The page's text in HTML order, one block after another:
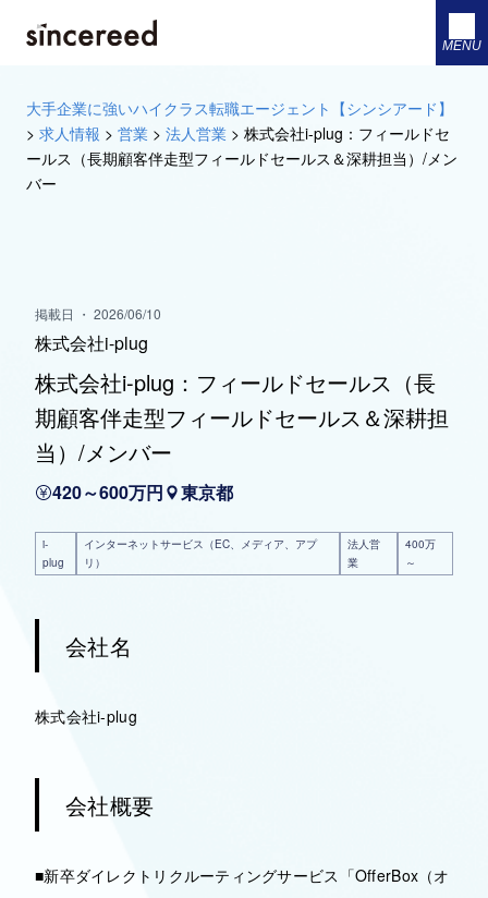
MENU
大手企業に強いハイクラス転職エージェント【シンシアード】
> 求人情報 > 営業 > 法人営業 > 株式会社i-plug：フィールドセ
ールス（長期顧客伴走型フィールドセールス＆深耕担当）/メン
バー
掲載日 ・ 2026/06/10
株式会社i-plug
株式会社i-plug：フィールドセールス（長
期顧客伴走型フィールドセールス＆深耕担
当）/メンバー
420～600万円 東京都
i-
plug
インターネットサービス（EC、メディア、アプ
リ）
法人営
業
400万
～
会社名
株式会社i-plug
会社概要
■新卒ダイレクトリクルーティングサービス「OfferBox（オ